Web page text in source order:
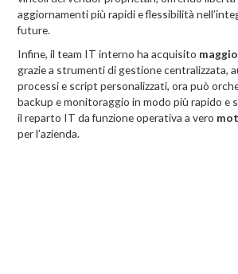
aggiornamenti più rapidi e flessibilità
future.
Infine, il team IT interno ha acquisito
grazie a strumenti di gestione centralizzata,
processi e script personalizzati, ora può
backup e monitoraggio in modo più rapido e
il reparto IT da funzione operativa a vero
per l’azienda.